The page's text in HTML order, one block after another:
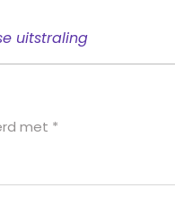
uitstraling
met *